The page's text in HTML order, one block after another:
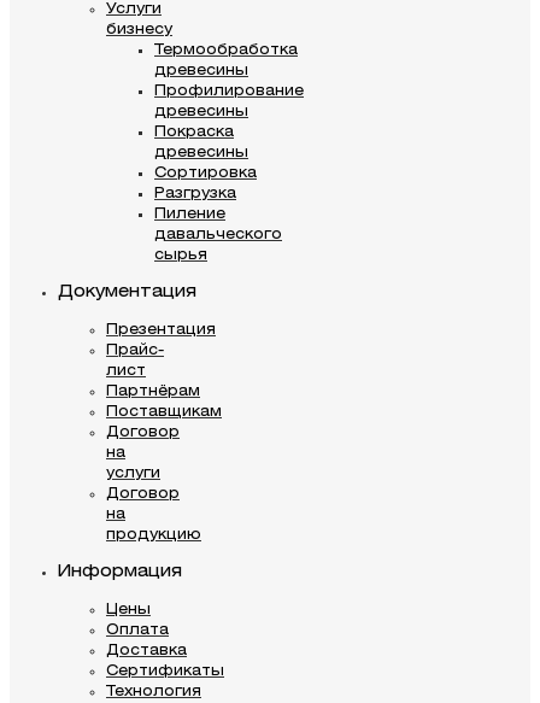
Услуги
бизнесу
Термообработка
древесины
Профилирование
древесины
Покраска
древесины
Сортировка
Разгрузка
Пиление
давальческого
сырья
Документация
Презентация
Прайс-
лист
Партнёрам
Поставщикам
Договор
на
услуги
Договор
на
продукцию
Информация
Цены
Оплата
Доставка
Сертификаты
Технология